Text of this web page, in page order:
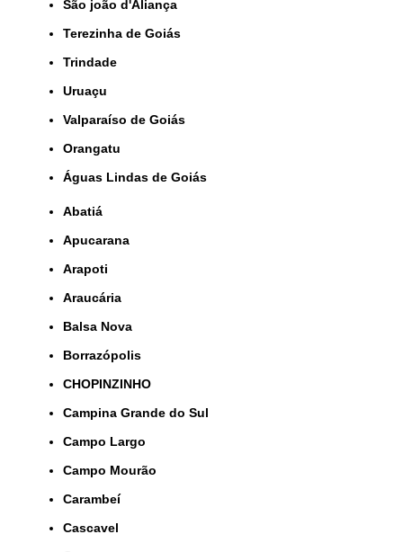
São joão d'Aliança
Terezinha de Goiás
Trindade
Uruaçu
Valparaíso de Goiás
orangatu
Águas Lindas de Goiás
Abatiá
Apucarana
Arapoti
Araucária
Balsa Nova
Borrazópolis
CHOPINZINHO
Campina Grande do Sul
Campo Largo
Campo Mourão
Carambeí
Cascavel